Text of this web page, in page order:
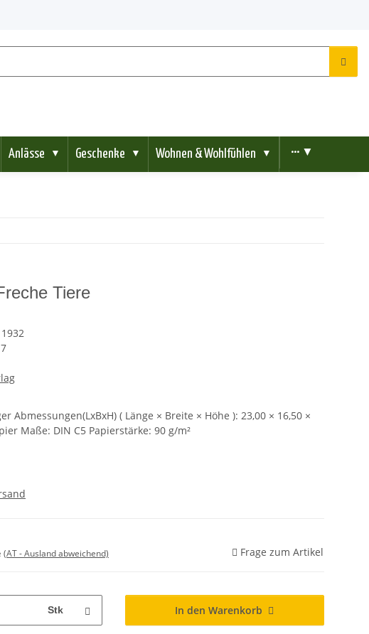
Anlässe ▼ Geschenke ▼ Wohnen & Wohlfühlen ▼ ••• ▼
Tiere
Abmessungen(LxBxH) ( Länge × Breite × Höhe ): 23,00 × 16,50 ×
Maße: DIN C5 Papierstärke: 90 g/m²
(AT - Ausland abweichend) Frage zum Artikel
Stk In den Warenkorb